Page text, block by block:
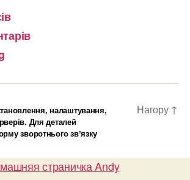
налаштування,
Для деталей
зворотнього звʼязку
Нагору ↑
страничка Andy